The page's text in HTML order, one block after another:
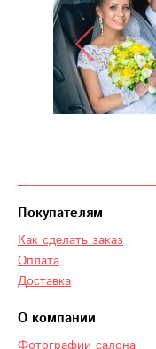
Покупателям
Как сделать заказ
Оплата
Доставка
О компании